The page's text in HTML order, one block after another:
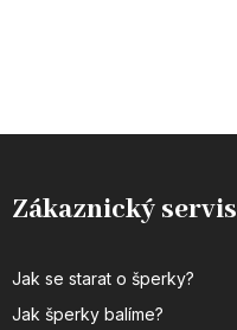
Zákaznický servis
Jak se starat o šperky?
Jak šperky balíme?